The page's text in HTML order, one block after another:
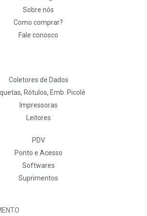
Sobre nós
Como comprar?
Fale conosco
Coletores de Dados
Rótulos, Emb. Picolé
Impressoras
Leitores
PDV
Ponto e Acesso
Softwares
Suprimentos